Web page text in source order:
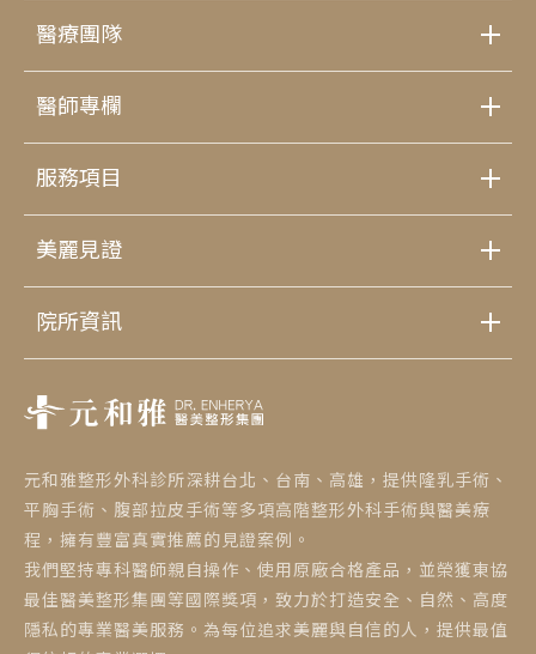
醫療團隊
醫師專欄
服務項目
美麗見證
院所資訊
元和雅整形外科診所深耕台北、台南、高雄，提供隆乳手術、
平胸手術、腹部拉皮手術等多項高階整形外科手術與醫美療
程，擁有豐富真實推薦的見證案例。
我們堅持專科醫師親自操作、使用原廠合格產品，並榮獲東協
最佳醫美整形集團等國際獎項，致力於打造安全、自然、高度
隱私的專業醫美服務。為每位追求美麗與自信的人，提供最值